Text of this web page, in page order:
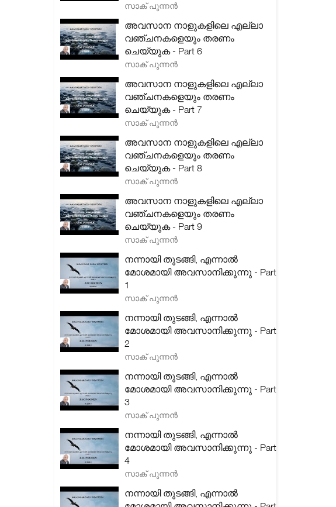
സാക് പുന്നൻ
അവസാന നാളുകളിലെ എല്ലാ
വഞ്ചനകളെയും തരണം
ചെയ്യുക - Part 6
സാക് പുന്നൻ
അവസാന നാളുകളിലെ എല്ലാ
വഞ്ചനകളെയും തരണം
ചെയ്യുക - Part 7
സാക് പുന്നൻ
അവസാന നാളുകളിലെ എല്ലാ
വഞ്ചനകളെയും തരണം
ചെയ്യുക - Part 8
സാക് പുന്നൻ
അവസാന നാളുകളിലെ എല്ലാ
വഞ്ചനകളെയും തരണം
ചെയ്യുക - Part 9
സാക് പുന്നൻ
നന്നായി തുടങ്ങി, എന്നാൽ
മോശമായി അവസാനിക്കുന്നു - Part
1
സാക് പുന്നൻ
നന്നായി തുടങ്ങി, എന്നാൽ
മോശമായി അവസാനിക്കുന്നു - Part
2
സാക് പുന്നൻ
നന്നായി തുടങ്ങി, എന്നാൽ
മോശമായി അവസാനിക്കുന്നു - Part
3
സാക് പുന്നൻ
നന്നായി തുടങ്ങി, എന്നാൽ
മോശമായി അവസാനിക്കുന്നു - Part
4
സാക് പുന്നൻ
നന്നായി തുടങ്ങി, എന്നാൽ